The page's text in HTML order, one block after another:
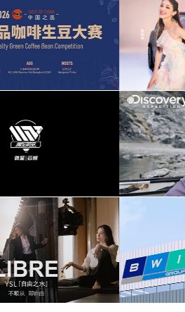
自由的
友好的
未来感
glamorous
盛大
假日
希望
为东风奕派M8上市发布会项目提供音乐版权
为岚图泰山X8上市发布会互动项目提供音乐
为Discovery expedition北京店铺活动提供音
乐版权